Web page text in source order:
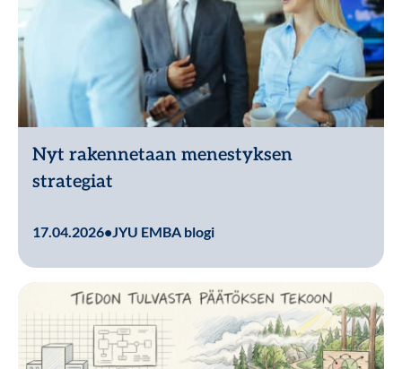
Nyt rakennetaan menestyksen
strategiat
17.04.2026•JYU EMBA blogi